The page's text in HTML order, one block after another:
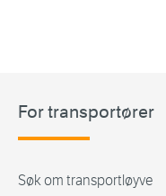
For transportører
Søk om transportløyve